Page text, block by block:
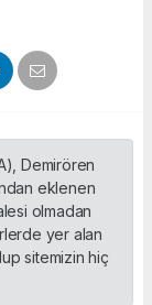
Demirören
eklenen
olmadan
yer alan
sitemizin hiç